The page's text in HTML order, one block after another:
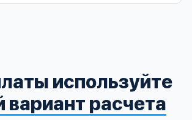
используйте
вариант расчета